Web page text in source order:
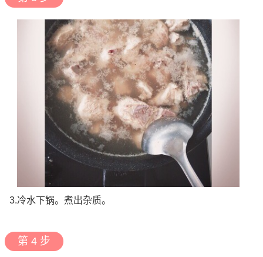
3.冷水下锅。煮出杂质。
第 4 步